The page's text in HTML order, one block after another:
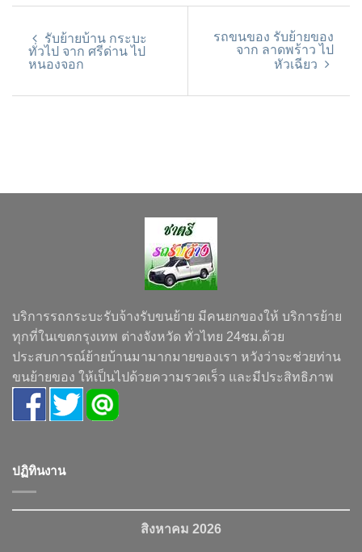
รับย้ายบ้าน กระบะ
ทั่วไป จาก ศรีด่าน ไป
หนองจอก
รถขนของ รับย้ายของ
จาก ลาดพร้าว ไป
หัวเฉียว
บริการรถกระบะรับจ้างรับขนย้าย มีคนยกของให้ บริการย้าย
ทุกที่ในเขตกรุงเทพ ต่างจังหวัด ทั่วไทย 24ชม.ด้วย
ประสบการณ์ย้ายบ้านมามากมายของเรา หวังว่าจะช่วยท่าน
ขนย้ายของ ให้เป็นไปด้วยความรวดเร็ว และมีประสิทธิภาพ
ปฏิทินงาน
สิงหาคม 2026